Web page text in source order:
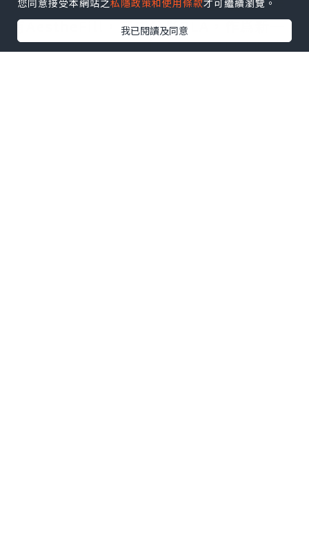
按照療程使用，維持時間可達25個月。還
有AestheFill，其成分爲PLA，作爲新一
代的童顏針，多變的打法既能實現即時填
您同意接受本網站之私隱政策和使用條款才可繼續瀏覽。
我已閱讀及同意